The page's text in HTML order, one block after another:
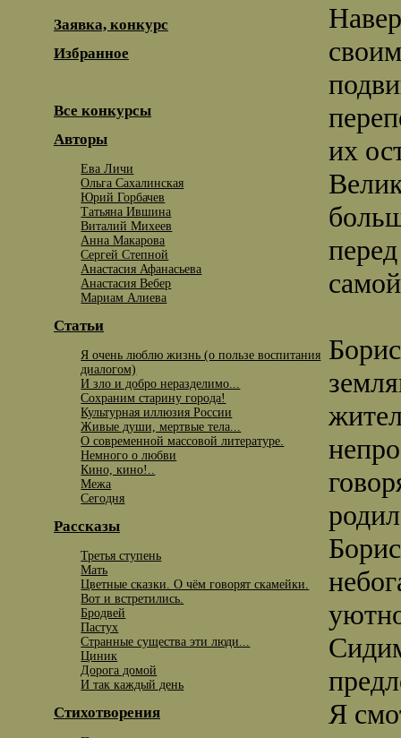
Заявка, конкурс
Избранное
Все конкурсы
Авторы
Ева Личи
Ольга Сахалинская
Юрий Горбачев
Татьяна Ившина
Виталий Михеев
Анна Макарова
Сергей Степной
Анастасия Афанасьева
Анастасия Вебер
Мариам Алиева
Статьи
Я очень люблю жизнь (о пользе воспитания
диалогом)
И зло и добро неразделимо...
Сохраним старину города!
Культурная иллюзия России
Живые души, мертвые тела...
О современной массовой литературе.
Немного о любви
Кино, кино!..
Межа
Сегодня
Рассказы
Третья ступень
Мать
Цветные сказки. О чём говорят скамейки.
Вот и встретились.
Бродвей
Пастух
Странные существа эти люди...
Циник
Дорога домой
И так каждый день
Стихотворения
их
Я